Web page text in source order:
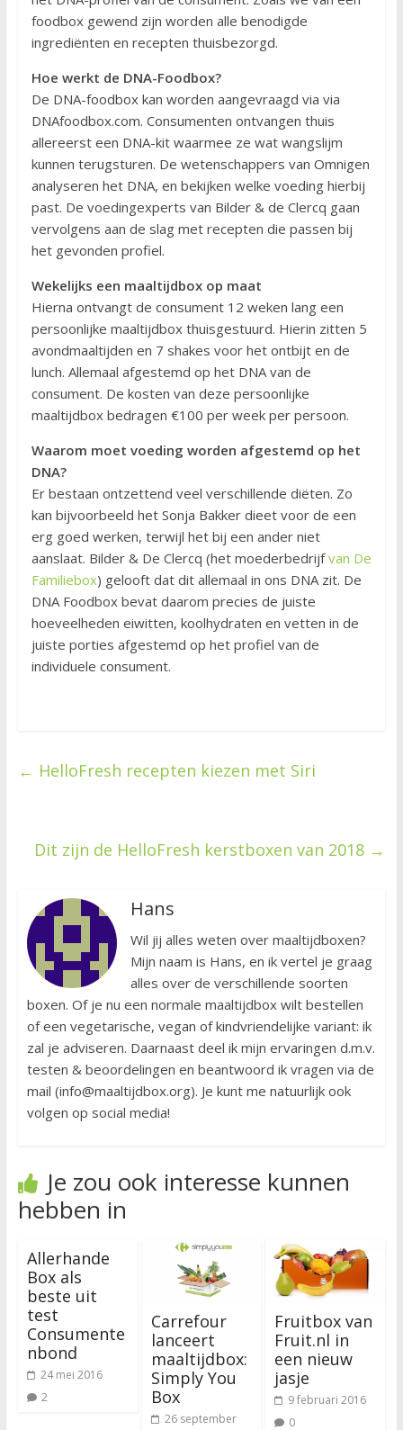
foodbox gewend zijn worden alle benodigde
ingrediënten en recepten thuisbezorgd.
Hoe werkt de DNA-Foodbox?
De DNA-foodbox kan worden aangevraagd via via
DNAfoodbox.com. Consumenten ontvangen thuis
allereerst een DNA-kit waarmee ze wat wangslijm
kunnen terugsturen. De wetenschappers van Omnigen
analyseren het DNA, en bekijken welke voeding hierbij
past. De voedingexperts van Bilder & de Clercq gaan
vervolgens aan de slag met recepten die passen bij
het gevonden profiel.
Wekelijks een maaltijdbox op maat
Hierna ontvangt de consument 12 weken lang een
persoonlijke maaltijdbox thuisgestuurd. Hierin zitten 5
avondmaaltijden en 7 shakes voor het ontbijt en de
lunch. Allemaal afgestemd op het DNA van de
consument. De kosten van deze persoonlijke
maaltijdbox bedragen €100 per week per persoon.
Waarom moet voeding worden afgestemd op het
DNA?
Er bestaan ontzettend veel verschillende diëten. Zo
kan bijvoorbeeld het Sonja Bakker dieet voor de een
erg goed werken, terwijl het bij een ander niet
aanslaat. Bilder & De Clercq (het moederbedrijfvan De
Familiebox) gelooft dat dit allemaal in ons DNA zit. De
DNA Foodbox bevat daarom precies de juiste
hoeveelheden eiwitten, koolhydraten en vetten in de
juiste porties afgestemd op het profiel van de
individuele consument.
← HelloFresh recepten kiezen met Siri
Dit zijn de HelloFresh kerstboxen van 2018 →
Hans
Wil jij alles weten over maaltijdboxen?
Mijn naam is Hans, en ik vertel je graag
alles over de verschillende soorten
boxen. Of je nu een normale maaltijdbox wilt bestellen
of een vegetarische, vegan of kindvriendelijke variant: ik
zal je adviseren. Daarnaast deel ik mijn ervaringen d.m.v.
testen & beoordelingen en beantwoord ik vragen via de
mail (info@maaltijdbox.org). Je kunt me natuurlijk ook
volgen op social media!
Je zou ook interesse kunnen
hebben in
Allerhande
Box als
beste uit
test
Consumente
nbond
24 mei 2016
2
Carrefour
lanceert
maaltijdbox:
Simply You
Box
26 september
Fruitbox van
Fruit.nl in
een nieuw
jasje
9 februari 2016
0